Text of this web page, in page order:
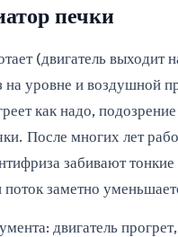
печки
(двигатель выходит
на уровне и воздушной
как надо,
После многих лет
забивают
заметно
двигатель